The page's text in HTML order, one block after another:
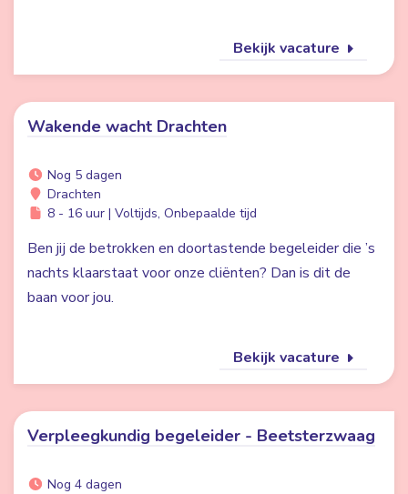
Bekijk vacature
Wakende wacht Drachten
Nog 5 dagen
Drachten
8 - 16 uur | Voltijds, Onbepaalde tijd
Ben jij de betrokken en doortastende begeleider die ’s
nachts klaarstaat voor onze cliënten? Dan is dit de
baan voor jou.
Bekijk vacature
Verpleegkundig begeleider - Beetsterzwaag
Nog 4 dagen